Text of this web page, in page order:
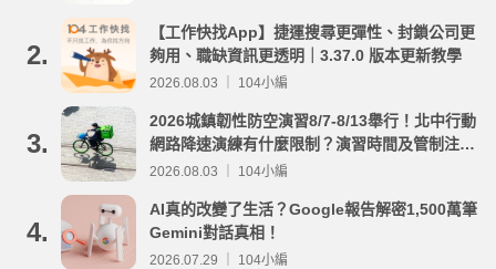
2.
【工作快找App】捷運搜尋更彈性、封鎖公司更
夠用、職缺資訊更透明｜3.37.0 版本更新教學
2026.08.03 ｜ 104小編
3.
2026城鎮韌性防空演習8/7-8/13舉行！北中行動
網路降速演練有什麼限制？演習時間及管制注意
事項整理
2026.08.03 ｜ 104小編
4.
AI真的改變了生活？Google報告解密1,500萬筆
Gemini對話真相！
2026.07.29 ｜ 104小編